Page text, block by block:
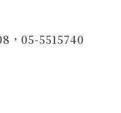
，05-5515740